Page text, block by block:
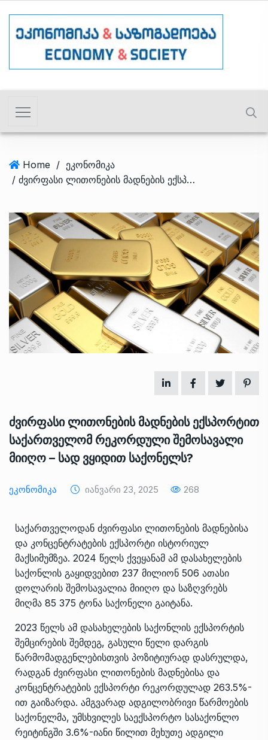
Home / ეკონომიკა
/ ძვირფასი ლითონების მადნების ექსპორტით საქართველომ რეკორდული შემოსავალი მიიღო – სად ვყიდით საქონელს?
ძვირფასი ლითონების მადნების ექსპორტით
საქართველომ რეკორდული შემოსავალი
მიიღო – სად ვყიდით საქონელს?
Ეკონომიკა Იანვარი 23, 2025 268
საქართველოდან ძვირფასი ლითონების მადნებისა
და კონცენტრატების ექსპორტი ისტორიულ
მაქსიმუმზეა. 2024 წელს ქვეყანამ ამ დასახელების
საქონლის გაყიდვებით 237 მილიონ 506 ათასი
დოლარის შემოსავალია მიიღო და საზღვრებს
მიღმა 85 375 ტონა საქონელი გაიტანა.
2023 წელს ამ დასახელების საქონლის ექსპორტის
შემცირების შემდეგ, გასული წელი დარგის
წარმომადგენლებისთვის პოზიტიურად დასრულდა,
რადგან ძვირფასი ლითონების მადნებისა და
კონცენტრატების ექსპორტი რეკორდულად 263.5%-
ით გაიზარდა. ამგვარად ადგილობრივი წარმოების
საქონელმა, უმსხვილეს საექსპორტო სასაქონლო
რეიტინგში 3.6%-იანი წილით მეხუთე ადგილი